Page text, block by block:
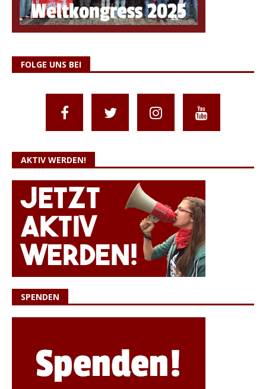
FOLGE UNS BEI
AKTIV WERDEN!
SPENDEN